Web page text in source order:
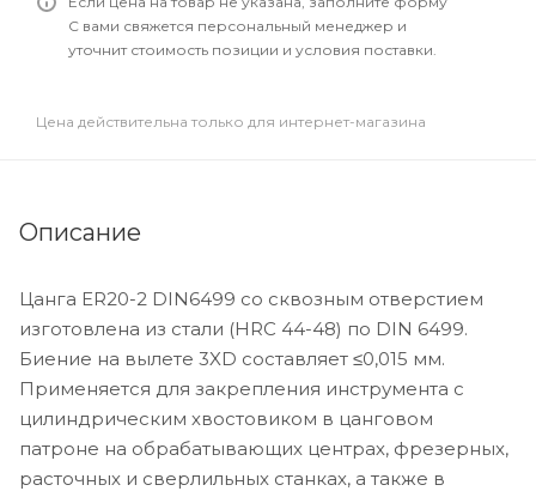
С вами свяжется персональный менеджер и
уточнит стоимость позиции и условия поставки.
Цена действительна только для интернет-магазина
Описание
Цанга ER20-2 DIN6499 со сквозным отверстием
изготовлена из стали (HRC 44-48) по DIN 6499.
Биение на вылете 3XD составляет ≤0,015 мм.
Применяется для закрепления инструмента с
цилиндрическим хвостовиком в цанговом
патроне на обрабатывающих центрах, фрезерных,
расточных и сверлильных станках, а также в